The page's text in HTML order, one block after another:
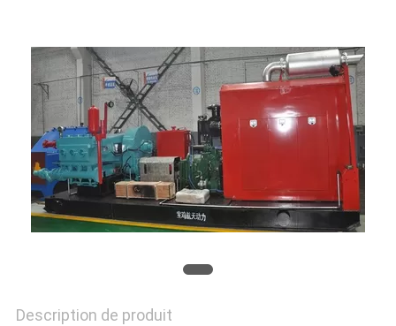
PRIVACY
POLICY
Description de produit